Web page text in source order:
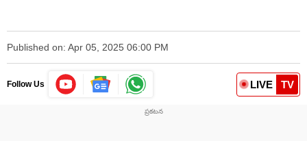
Published on: Apr 05, 2025 06:00 PM
Follow Us LIVE TV